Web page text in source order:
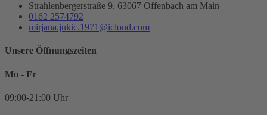
Strahlenbergerstraße 9, 63067 Offenbach am Main
0162 2574792
mirjana.jukic.1971@icloud.com
Unsere Öffnungszeiten
Mo - Fr
09:00-21:00 Uhr